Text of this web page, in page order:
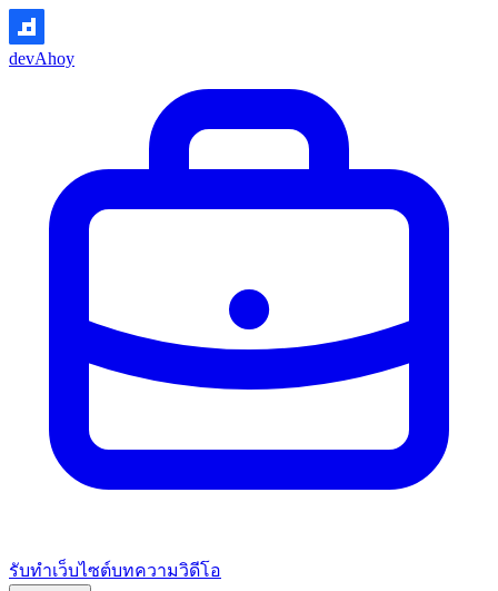
devAhoy
รับทำเว็บไซต์บทความวิดีโอ